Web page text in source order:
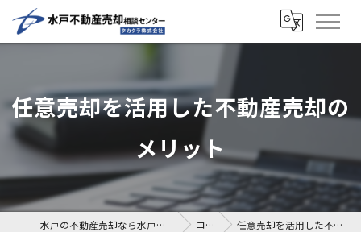
任意売却を活用した不動産売却の
メリット
水戸の不動産売却なら水戸不動産売却相談センター コラム 任意売却を活用した不動産売却のメリット